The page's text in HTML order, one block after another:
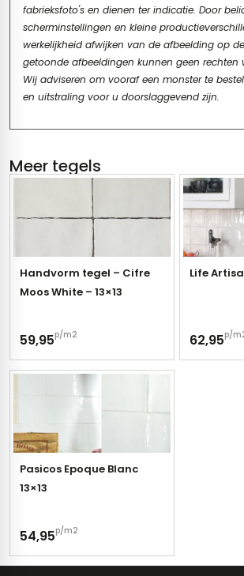
fabrieksfoto's en dienen ter indicatie. Door
scherminstellingen en kleine
werkelijkheid afwijken van de afbeelding op
getoonde afbeeldingen kunnen geen rechten
Wij adviseren om vooraf een monster te
en uitstraling voor u doorslaggevend zijn.
Meer tegels
Handvorm tegel – Cifre
Moos White – 13×13
59,95p/m2
Life
62,95p/
Pasicos Epoque Blanc
13×13
54,95p/m2